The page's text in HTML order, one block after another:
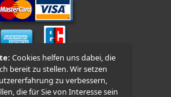
Cookies helfen uns dabei, die
bereit zu stellen. Wir setzen
zu verbessern,
die für Sie von Interesse sein
und Nachnahme